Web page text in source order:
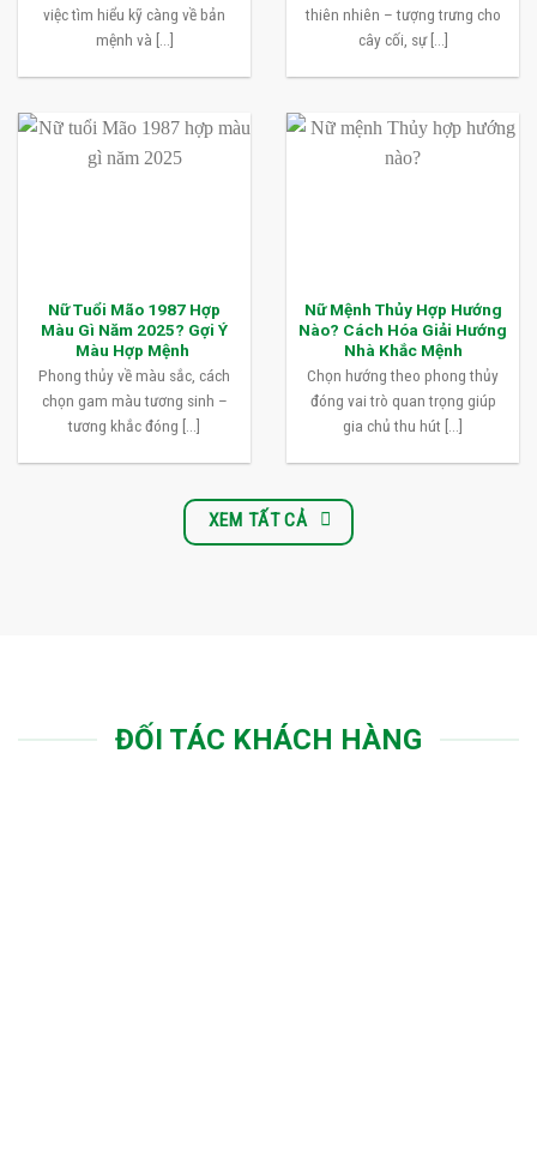
việc tìm hiểu kỹ càng về bản
mệnh và [...]
thiên nhiên – tượng trưng cho
cây cối, sự [...]
Nữ Tuổi Mão 1987 Hợp
Màu Gì Năm 2025? Gợi Ý
Màu Hợp Mệnh
Phong thủy về màu sắc, cách
chọn gam màu tương sinh –
tương khắc đóng [...]
Nữ Mệnh Thủy Hợp Hướng
Nào? Cách Hóa Giải Hướng
Nhà Khắc Mệnh
Chọn hướng theo phong thủy
đóng vai trò quan trọng giúp
gia chủ thu hút [...]
XEM TẤT CẢ
ĐỐI TÁC KHÁCH HÀNG